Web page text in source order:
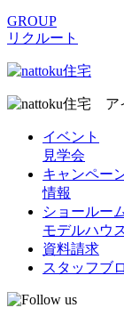
GROUP
リクルート
イベント
見学会
キャンペー
情報
ショールー
モデルハウ
資料請求
スタッフブ